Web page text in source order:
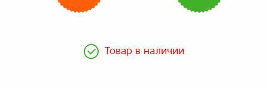
Товар в наличии